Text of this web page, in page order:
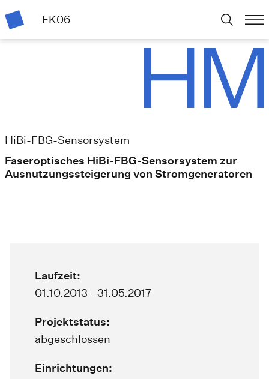
FK06
HiBi-FBG-Sensorsystem
Faseroptisches HiBi-FBG-Sensorsystem zur
Ausnutzungssteigerung von Stromgeneratoren
Laufzeit:
01.10.2013 - 31.05.2017
Projektstatus:
abgeschlossen
Einrichtungen: